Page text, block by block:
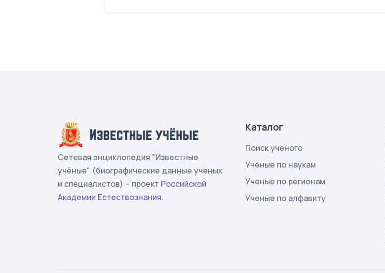
Сетевая энциклопедия "Известные
учёные" (биографические данные ученых
и специалистов) – проект Российской
Академии Естествознания.
Каталог
Поиск ученого
Ученые по наукам
Ученые по регионам
Ученые по алфавиту